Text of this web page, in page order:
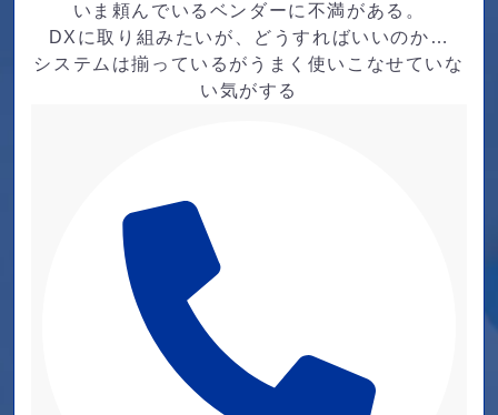
いま頼んでいるベンダーに不満がある。
DXに取り組みたいが、どうすればいいのか…
システムは揃っているがうまく使いこなせていな
い気がする